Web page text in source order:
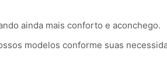
ainda mais conforto e aconchego.
modelos conforme suas